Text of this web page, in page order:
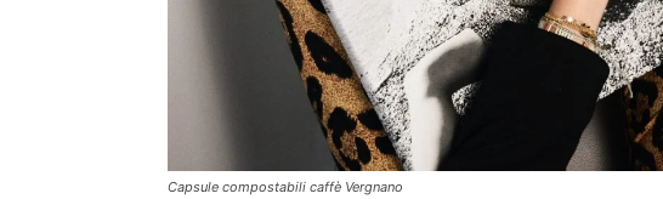
Capsule compostabili caffè Vergnano